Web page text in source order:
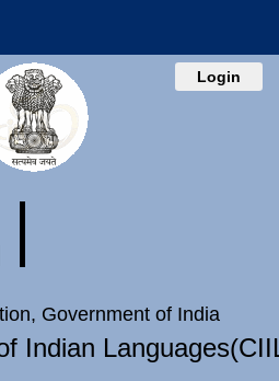
Login
Government of India
Indian